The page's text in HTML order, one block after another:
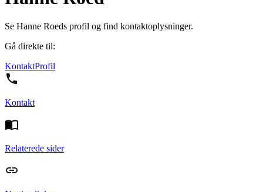
Se Hanne Roeds profil og find kontaktoplysninger.
Gå direkte til:
KontaktProfil
Kontakt
Relaterede sider